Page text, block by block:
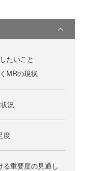
たいこと
MRの現状
況
度
る重要度の見通し